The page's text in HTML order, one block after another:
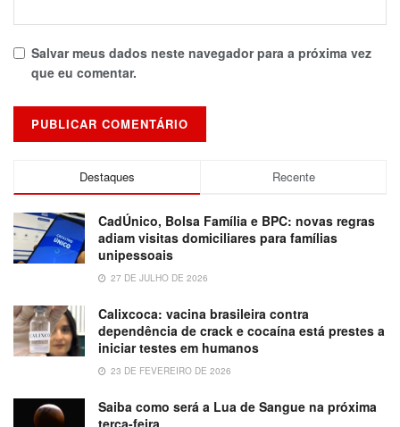
Salvar meus dados neste navegador para a próxima vez
que eu comentar.
Destaques Recente
CadÚnico, Bolsa Família e BPC: novas regras
adiam visitas domiciliares para famílias
unipessoais
27 DE JULHO DE 2026
Calixcoca: vacina brasileira contra
dependência de crack e cocaína está prestes a
iniciar testes em humanos
23 DE FEVEREIRO DE 2026
Saiba como será a Lua de Sangue na próxima
terça-feira